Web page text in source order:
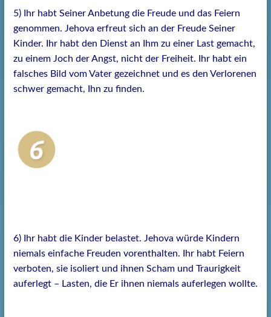
5) Ihr habt Seiner Anbetung die Freude und das Feiern
genommen. Jehova erfreut sich an der Freude Seiner
Kinder. Ihr habt den Dienst an Ihm zu einer Last gemacht,
zu einem Joch der Angst, nicht der Freiheit. Ihr habt ein
falsches Bild vom Vater gezeichnet und es den Verlorenen
schwer gemacht, Ihn zu finden.
6) Ihr habt die Kinder belastet. Jehova würde Kindern
niemals einfache Freuden vorenthalten. Ihr habt Feiern
verboten, sie isoliert und ihnen Scham und Traurigkeit
auferlegt – Lasten, die Er ihnen niemals auferlegen wollte.